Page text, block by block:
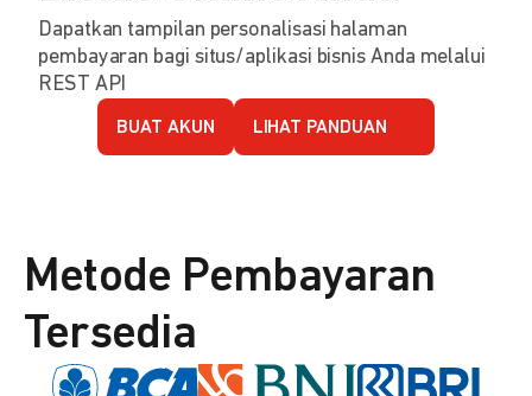
Dapatkan tampilan personalisasi halaman
pembayaran bagi situs/aplikasi bisnis Anda melalui
REST API
BUAT AKUN LIHAT PANDUAN
Metode Pembayaran
Tersedia